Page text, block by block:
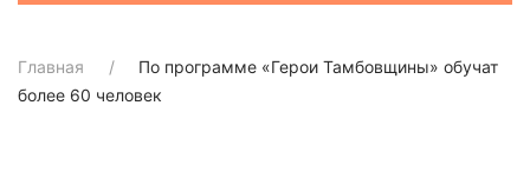
Главная
По программе «Герои Тамбовщины» обучат
более 60 человек